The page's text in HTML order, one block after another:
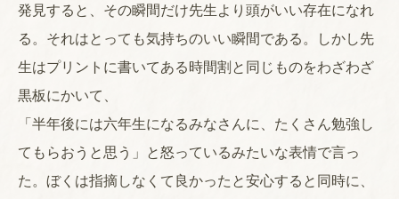
発見すると、その瞬間だけ先生より頭がいい存在になれ
る。それはとっても気持ちのいい瞬間である。しかし先
生はプリントに書いてある時間割と同じものをわざわざ
黒板にかいて、
「半年後には六年生になるみなさんに、たくさん勉強し
てもらおうと思う」と怒っているみたいな表情で言っ
た。ぼくは指摘しなくて良かったと安心すると同時に、